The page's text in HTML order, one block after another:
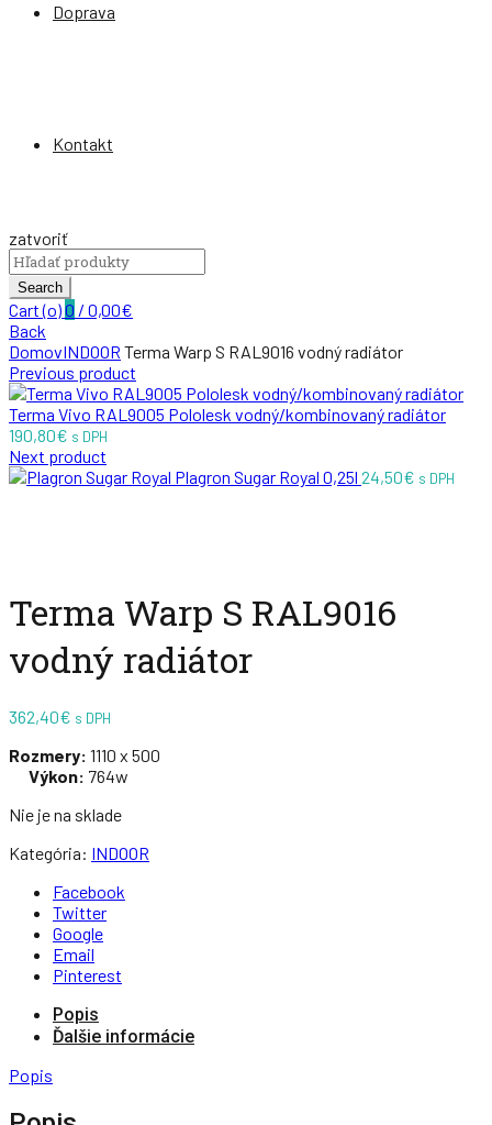
Doprava
Kontakt
zatvoriť
Search
for:
Search
Cart (o)0 / 0,00€
Back
DomovINDOOR Terma Warp S RAL9016 vodný radiátor
Previous product
Terma Vivo RAL9005 Pololesk vodný/kombinovaný radiátor
190,80€ s DPH
Next product
Plagron Sugar Royal 0,25l 24,50€ s DPH
Terma Warp S RAL9016
vodný radiátor
362,40€ s DPH
Rozmery: 1110 x 500
Výkon: 764w
Nie je na sklade
Kategória: INDOOR
Facebook
Twitter
Google
Email
Pinterest
Popis
Ďalšie informácie
Popis